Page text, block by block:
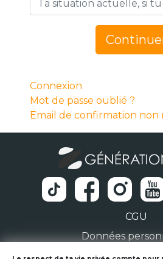
Connexion
Mot de passe oublié ?
Email de confirmation non
CGU
Données